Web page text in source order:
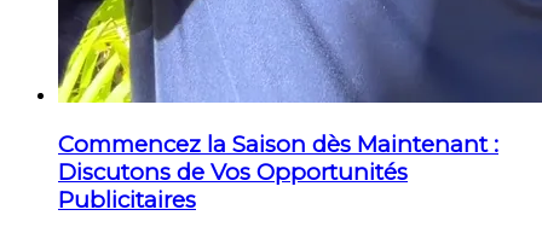
Commencez la Saison dès Maintenant :
Discutons de Vos Opportunités
Publicitaires